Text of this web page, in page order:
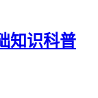
知识科普